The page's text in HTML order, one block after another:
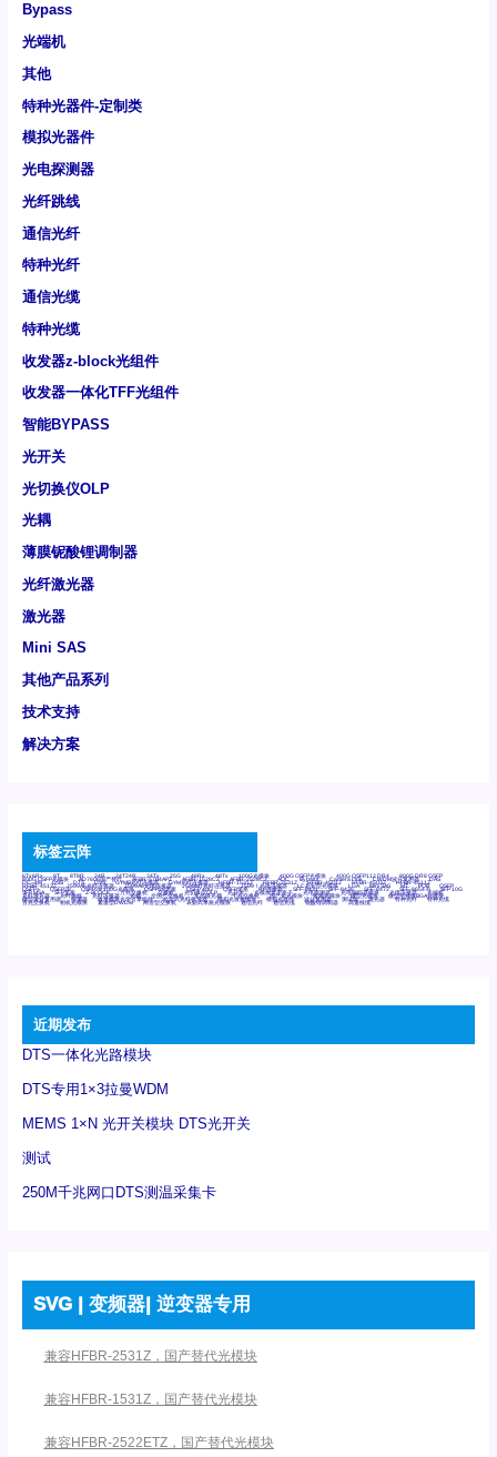
Bypass
光端机
其他
特种光器件-定制类
模拟光器件
光电探测器
光纤跳线
通信光纤
特种光纤
通信光缆
特种光缆
收发器z-block光组件
收发器一体化TFF光组件
智能BYPASS
光开关
光切换仪OLP
光耦
薄膜铌酸锂调制器
光纤激光器
激光器
Mini SAS
其他产品系列
技术支持
解决方案
标签云阵
6Tx6Rx 8T 8T8R 24R 24T24R 24Tx 25G 48Rx 48Tx 100G光模块 400G OSFP光模块 400G QSFP112 DR4 800G DR8 OSFP
800G OSFP光模块 AD7606国产替代 AFBR-57B4APZ AFBR-1528CZ AFBR-2528CZ AOC Bypass Camera Link CWDM波分复用器 DAS
DC~4M DSS DTS DVS GYMB光纤连接器 GYM光纤连接器 HFBR-1531Z HFBR-2531Z HFBR-4501Z HFBR-4503Z HFBR-4511Z
HFBR-4513Z J599A6光纤连接器 J599A8光电连接器 J599MT光纤连接器 J599Ⅰ光电连接器 LC超短型光模块 LGA Mini SAS MT POB QSFP
QSFP+ QSFP28 QSFP28 100G光模块 QSFP28笼座 QSFP 40G QSFP笼座 RP连接器 SFF-8431 SFF-8436 SFF-8472 SFF-8654 4i SFP 10G
SFP MSA SFP笼座 Z-BLOCK 万兆交换机 交换机 光切换仪OLP 光开关 光模块笼子座子 光电探测器 光电编码器模块 光电连接器 光端机
光纤激光器 光纤跳线 光纤连接器 光耦 全国产交换机 军品级光耦 千兆交换机 国产化光模块 射频光模块 微型光模块 微型可插拔BGA光模块
微型波分复用器 探测器 收发模块光学引擎组件 机架式光纤收发器 模拟光发射模块 模拟光器件 波分复用器 测试版 激光器 特种光纤 特种光缆
百兆交换机 相机光模块 紧凑型DWDM 网管型交换机 表贴式单路光模块 通信光纤 通信光缆 铌酸锂调制器 高速线缆
近期发布
DTS一体化光路模块
DTS专用1×3拉曼WDM
MEMS 1×N 光开关模块 DTS光开关
测试
250M千兆网口DTS测温采集卡
SVG | 变频器| 逆变器专用
兼容HFBR-2531Z，国产替代光模块
兼容HFBR-1531Z，国产替代光模块
兼容HFBR-2522ETZ，国产替代光模块